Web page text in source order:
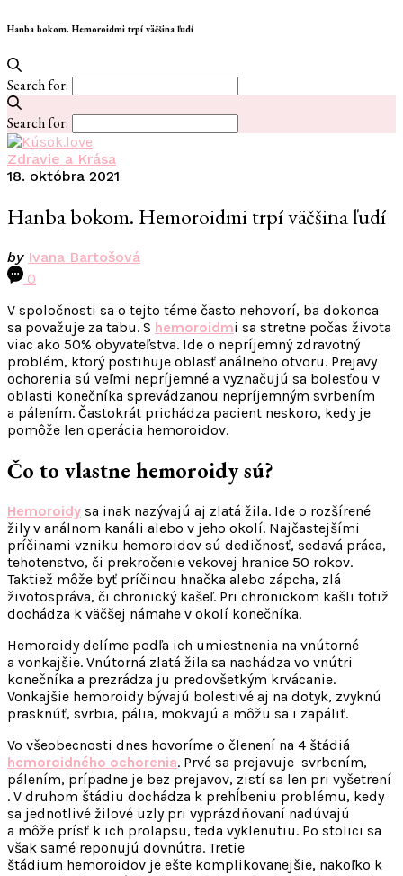
Hanba bokom. Hemoroidmi trpí väčšina ľudí
Search for:
Search for:
Zdravie a Krása
18. októbra 2021
Hanba bokom. Hemoroidmi trpí väčšina ľudí
by Ivana Bartošová
0
V spoločnosti sa o tejto téme často nehovorí, ba dokonca
sa považuje za tabu. S hemoroidmi sa stretne počas života
viac ako 50% obyvateľstva. Ide o nepríjemný zdravotný
problém, ktorý postihuje oblasť análneho otvoru. Prejavy
ochorenia sú veľmi nepríjemné a vyznačujú sa bolesťou v
oblasti konečníka sprevádzanou nepríjemným svrbením
a pálením. Častokrát prichádza pacient neskoro, kedy je
pomôže len operácia hemoroidov.
Čo to vlastne hemoroidy sú?
Hemoroidy sa inak nazývajú aj zlatá žila. Ide o rozšírené
žily v análnom kanáli alebo v jeho okolí. Najčastejšími
príčinami vzniku hemoroidov sú dedičnosť, sedavá práca,
tehotenstvo, či prekročenie vekovej hranice 50 rokov.
Taktiež môže byť príčinou hnačka alebo zápcha, zlá
životospráva, či chronický kašeľ. Pri chronickom kašli totiž
dochádza k väčšej námahe v okolí konečníka.
Hemoroidy delíme podľa ich umiestnenia na vnútorné
a vonkajšie. Vnútorná zlatá žila sa nachádza vo vnútri
konečníka a prezrádza ju predovšetkým krvácanie.
Vonkajšie hemoroidy bývajú bolestivé aj na dotyk, zvyknú
prasknúť, svrbia, pália, mokvajú a môžu sa i zapáliť.
Vo všeobecnosti dnes hovoríme o členení na 4 štádiá
hemoroidného ochorenia. Prvé sa prejavuje svrbením,
pálením, prípadne je bez prejavov, zistí sa len pri vyšetrení
. V druhom štádiu dochádza k prehĺbeniu problému, kedy
sa jednotlivé žilové uzly pri vyprázdňovaní nadúvajú
a môže prísť k ich prolapsu, teda vyklenutiu. Po stolici sa
však samé reponujú dovnútra. Tretie
štádium hemoroidov je ešte komplikovanejšie, nakoľko k